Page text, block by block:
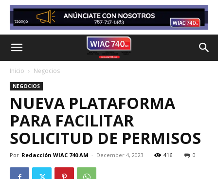
Inicio Negocios
NEGOCIOS
NUEVA PLATAFORMA
PARA FACILITAR
SOLICITUD DE PERMISOS
Por Redacción WIAC 740 AM - December 4, 2023 416 0